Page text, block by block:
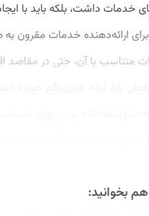
خدمات داشت، بلکه باید با
ارائه‌دهنده‌ خدمات مقرون
متناسب با آن، حتی در مقاصد
بخوانید: